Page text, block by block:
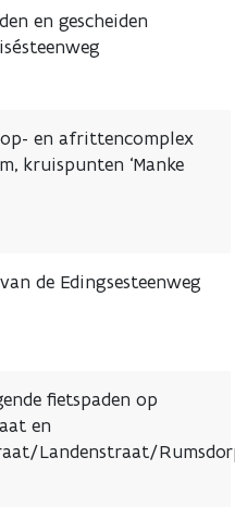
en gescheiden
en afrittencomplex
kruispunten ‘Manke
de Edingsesteenweg
fietspaden op
en
Landenstraat/